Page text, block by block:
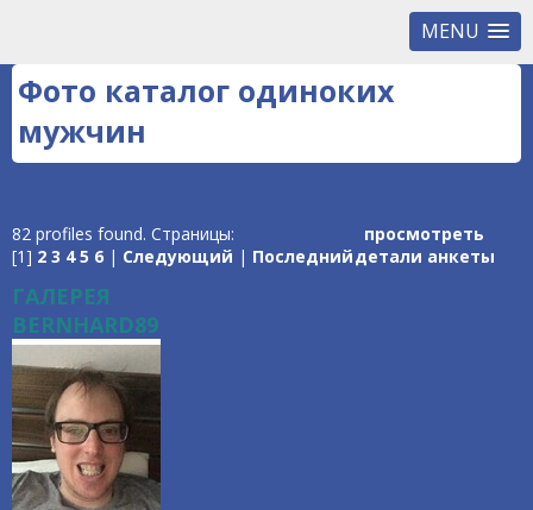
MENU
Фото каталог одиноких
мужчин
82 profiles found. Страницы:
[1] 2 3 4 5 6 | Следующий | Последний
просмотреть
детали анкеты
ГАЛЕРЕЯ
BERNHARD89